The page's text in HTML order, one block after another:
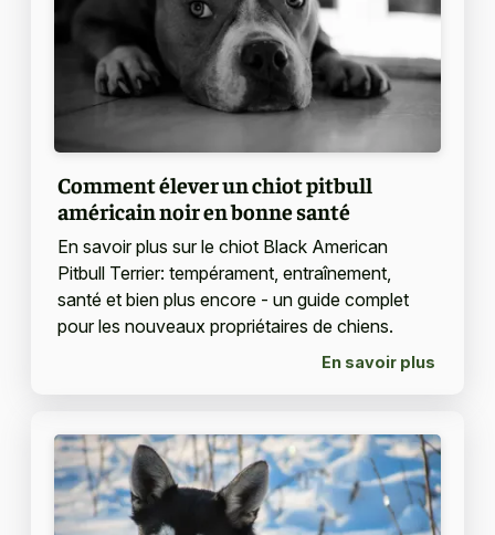
Comment élever un chiot pitbull
américain noir en bonne santé
En savoir plus sur le chiot Black American
Pitbull Terrier: tempérament, entraînement,
santé et bien plus encore - un guide complet
pour les nouveaux propriétaires de chiens.
En savoir plus